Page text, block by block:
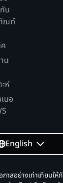
บ
ณฑ์
น
ห์
นอ
English
าสอย่างเท่าเทียมใ